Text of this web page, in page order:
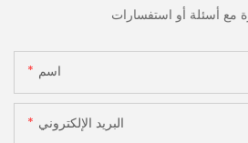
اسم
البريد الإلكتروني